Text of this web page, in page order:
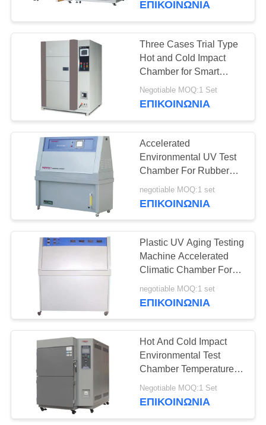
ΕΠΙΚΟΙΝΩΝΊΑ
Three Cases Trial Type
Hot and Cold Impact
Chamber for Smart
Phone/Electroc
Components
Negotiable MOQ:1 Set
ΕΠΙΚΟΙΝΩΝΊΑ
Accelerated
Environmental UV Test
Chamber For Rubber
Plastic Aging
Weathering
negotiable MOQ:1 set
ΕΠΙΚΟΙΝΩΝΊΑ
Plastic UV Aging Testing
Machine Accelerated
Climatic Chamber For
Wood Glue
negotiable MOQ:1 set
ΕΠΙΚΟΙΝΩΝΊΑ
Hot And Cold Impact
Environmental Test
Chamber Temperature
Change
Negotiable MOQ:1 Set
ΕΠΙΚΟΙΝΩΝΊΑ